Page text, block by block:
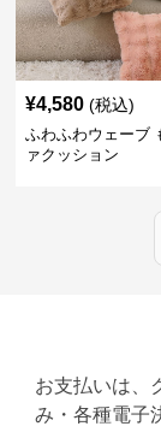
¥4,580 (税込)
ふわふわウェーブ
ァクッション
お支払いは、
み・各種電子